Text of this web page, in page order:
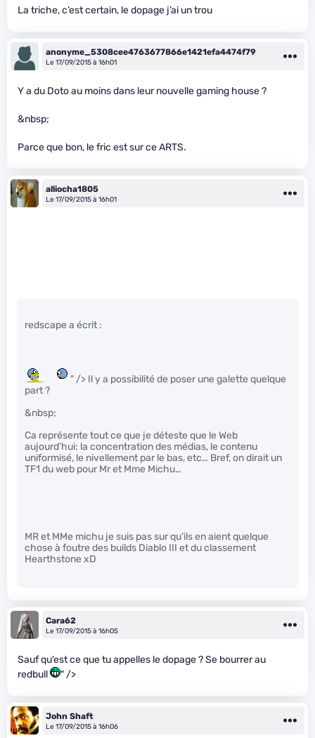
La triche, c’est certain, le dopage j’ai un trou
anonyme_5308cee4763677866e1421efa4474f79
Le 17/09/2015 à 16h01
Y a du Doto au moins dans leur nouvelle gaming house ?
&nbsp;
Parce que bon, le fric est sur ce ARTS.
alliocha1805
Le 17/09/2015 à 16h01
redscape a écrit :
" /> Il y a possibilité de poser une galette quelque
part ?
&nbsp;
Ca représente tout ce que je déteste que le Web
aujourd’hui: la concentration des médias, le contenu
uniformisé, le nivellement par le bas, etc… Bref, on dirait un
TF1 du web pour Mr et Mme Michu…
MR et MMe michu je suis pas sur qu’ils en aient quelque
chose à foutre des builds Diablo III et du classement
Hearthstone xD
Cara62
Le 17/09/2015 à 16h05
Sauf qu’est ce que tu appelles le dopage ? Se bourrer au
redbull
" />
John Shaft
Le 17/09/2015 à 16h06